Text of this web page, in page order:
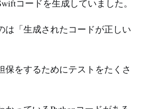
コードを生成していました。
は「生成されたコードが正しい
保をするためにテストをたくさ